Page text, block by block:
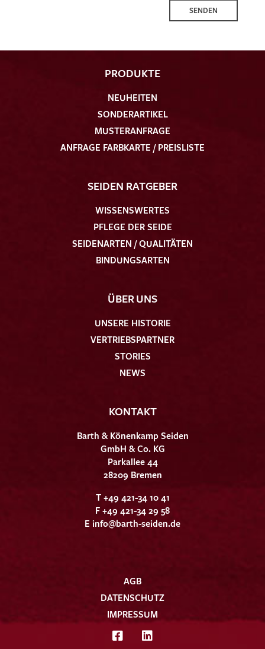
SENDEN
PRODUKTE
NEUHEITEN
SONDERARTIKEL
MUSTERANFRAGE
ANFRAGE FARBKARTE / PREISLISTE
SEIDEN RATGEBER
WISSENSWERTES
PFLEGE DER SEIDE
SEIDENARTEN / QUALITÄTEN
BINDUNGSARTEN
ÜBER UNS
UNSERE HISTORIE
VERTRIEBSPARTNER
STORIES
NEWS
KONTAKT
Barth & Könenkamp Seiden
GmbH & Co. KG
Parkallee 44
28209 Bremen
T +49 421-34 10 41
F +49 421-34 29 58
E info@barth-seiden.de
AGB
DATENSCHUTZ
IMPRESSUM